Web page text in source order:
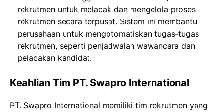
rekrutmen untuk melacak dan mengelola proses
rekrutmen secara terpusat. Sistem ini membantu
perusahaan untuk mengotomatiskan tugas-tugas
rekrutmen, seperti penjadwalan wawancara dan
pelacakan kandidat.
Keahlian Tim PT. Swapro International
PT. Swapro International memiliki tim rekrutmen yang